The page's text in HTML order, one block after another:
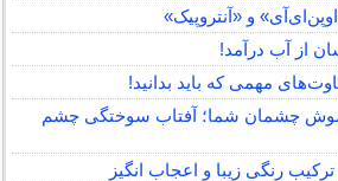
و «آنتروپیک»
از آب درآمد!
مهمی که باید بدانید!
چشمان شما؛ آفتاب سوختگی چشم
رنگی زیبا و اعجاب انگیز